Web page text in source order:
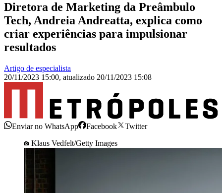
Diretora de Marketing da Preâmbulo
Tech, Andreia Andreatta, explica como
criar experiências para impulsionar
resultados
Artigo de especialista
20/11/2023 15:00, atualizado 20/11/2023 15:08
Enviar no WhatsApp Facebook
Twitter
Klaus Vedfelt/Getty Images